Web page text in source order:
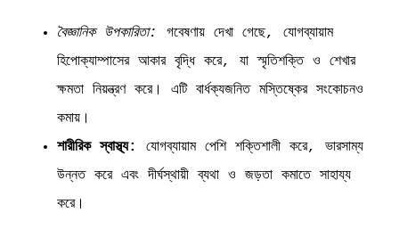
বৈজ্ঞানিক উপকারিতা:
গবেষণায় দেখা গেছে, যোগব্যায়াম
হিপোক্যাম্পাসের আকার বৃদ্ধি করে, যা স্মৃতিশক্তি ও শেখার
ক্ষমতা নিয়ন্ত্রণ করে। এটি বার্ধক্যজনিত মস্তিষ্কের সংকোচনও
কমায়।
শারীরিক স্বাস্থ্য:
যোগব্যায়াম পেশি শক্তিশালী করে, ভারসাম্য
উন্নত করে এবং দীর্ঘস্থায়ী ব্যথা ও জড়তা কমাতে সাহায্য
করে।